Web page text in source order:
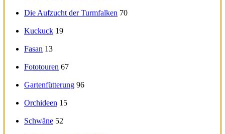
Die Aufzucht der Turmfalken 70
Kuckuck 19
Fasan 13
Fototouren 67
Gartenfütterung 96
Orchideen 15
Schwäne 52